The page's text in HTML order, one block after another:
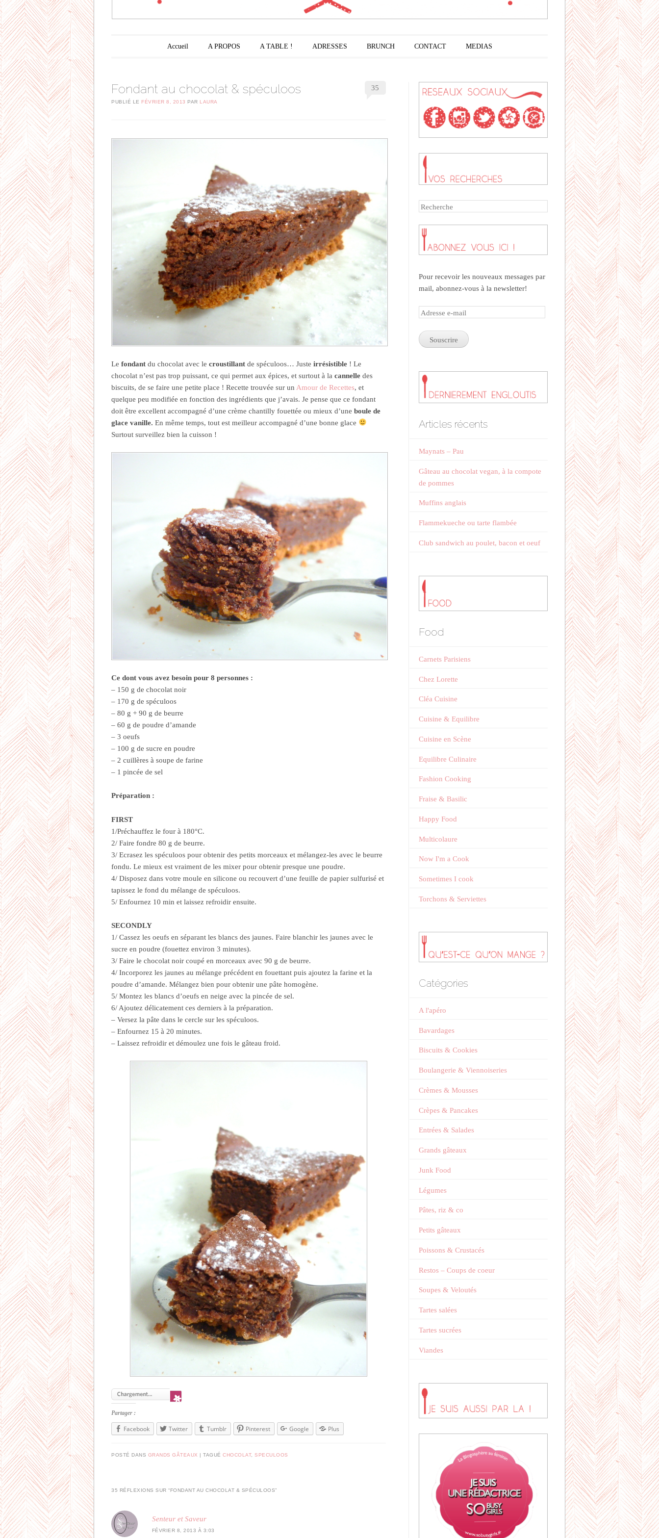
Menu principal
Aller au contenu principal
Accueil A PROPOS A TABLE ! ADRESSES BRUNCH CONTACT MEDIAS
Fondant au chocolat & spéculoos
PUBLIÉ LE FÉVRIER 8, 2013 PAR LAURA
35
Le fondant du chocolat avec le croustillant de spéculoos… Juste irrésistible ! Le
chocolat n’est pas trop puissant, ce qui permet aux épices, et surtout à la cannelle des
biscuits, de se faire une petite place ! Recette trouvée sur un Amour de Recettes, et
quelque peu modifiée en fonction des ingrédients que j’avais. Je pense que ce fondant
doit être excellent accompagné d’une crème chantilly fouettée ou mieux d’une boule de
glace vanille. En même temps, tout est meilleur accompagné d’une bonne glace
Surtout surveillez bien la cuisson !
Ce dont vous avez besoin pour 8 personnes :
– 150 g de chocolat noir
– 170 g de spéculoos
– 80 g + 90 g de beurre
– 60 g de poudre d’amande
– 3 oeufs
– 100 g de sucre en poudre
– 2 cuillères à soupe de farine
– 1 pincée de sel
Préparation :
FIRST
1/Préchauffez le four à 180°C.
2/ Faire fondre 80 g de beurre.
3/ Ecrasez les spéculoos pour obtenir des petits morceaux et mélangez-les avec le beurre
fondu. Le mieux est vraiment de les mixer pour obtenir presque une poudre.
4/ Disposez dans votre moule en silicone ou recouvert d’une feuille de papier sulfurisé et
tapissez le fond du mélange de spéculoos.
5/ Enfournez 10 min et laissez refroidir ensuite.
SECONDLY
1/ Cassez les oeufs en séparant les blancs des jaunes. Faire blanchir les jaunes avec le
sucre en poudre (fouettez environ 3 minutes).
3/ Faire le chocolat noir coupé en morceaux avec 90 g de beurre.
4/ Incorporez les jaunes au mélange précédent en fouettant puis ajoutez la farine et la
poudre d’amande. Mélangez bien pour obtenir une pâte homogène.
5/ Montez les blancs d’oeufs en neige avec la pincée de sel.
6/ Ajoutez délicatement ces derniers à la préparation.
– Versez la pâte dans le cercle sur les spéculoos.
– Enfournez 15 à 20 minutes.
– Laissez refroidir et démoulez une fois le gâteau froid.
Partager :
Facebook Twitter Tumblr Pinterest Google Plus
POSTÉ DANS GRANDS GÂTEAUX | TAGUÉ CHOCOLAT, SPECULOOS
35 RÉFLEXIONS SUR “FONDANT AU CHOCOLAT & SPÉCULOOS”
Senteur et Saveur
FÉVRIER 8, 2013 À 3:03
Recherche
Pour recevoir les nouveaux messages par
mail, abonnez-vous à la newsletter!
Adresse
mail
Articles récents
Maynats – Pau
Gâteau au chocolat vegan, à la compote
de pommes
Muffins anglais
Flammekueche ou tarte flambée
Club sandwich au poulet, bacon et oeuf
Food
Carnets Parisiens
Chez Lorette
Cléa Cuisine
Cuisine & Equilibre
Cuisine en Scène
Equilibre Culinaire
Fashion Cooking
Fraise & Basilic
Happy Food
Multicolaure
Now I'm a Cook
Sometimes I cook
Torchons & Serviettes
Catégories
A l'apéro
Bavardages
Biscuits & Cookies
Boulangerie & Viennoiseries
Crèmes & Mousses
Crèpes & Pancakes
Entrées & Salades
Grands gâteaux
Junk Food
Légumes
Pâtes, riz & co
Petits gâteaux
Poissons & Crustacés
Restos – Coups de coeur
Soupes & Veloutés
Tartes salées
Tartes sucrées
Viandes